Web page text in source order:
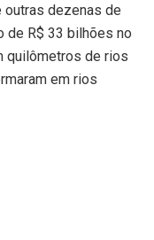
dezenas de
de R$ 33 bilhões no
quilômetros de rios
em rios